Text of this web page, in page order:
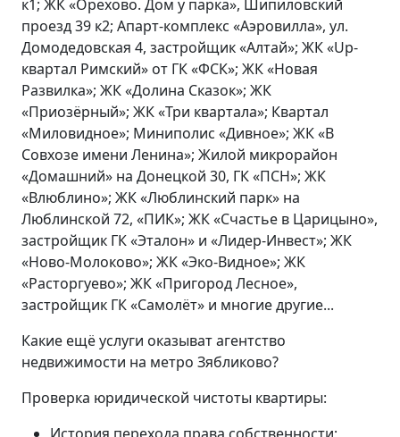
к1; ЖК «Орехово. Дом у парка», Шипиловский
проезд 39 к2; Апарт-комплекс «Аэровилла», ул.
Домодедовская 4, застройщик «Алтай»; ЖК «Up-
квартал Римский» от ГК «ФСК»; ЖК «Новая
Развилка»; ЖК «Долина Сказок»; ЖК
«Приозёрный»; ЖК «Три квартала»; Квартал
«Миловидное»; Миниполис «Дивное»; ЖК «В
Совхозе имени Ленина»; Жилой микрорайон
«Домашний» на Донецкой 30, ГК «ПСН»; ЖК
«Влюблино»; ЖК «Люблинский парк» на
Люблинской 72, «ПИК»; ЖК «Счастье в Царицыно»,
застройщик ГК «Эталон» и «Лидер-Инвест»; ЖК
«Ново-Молоково»; ЖК «Эко-Видное»; ЖК
«Расторгуево»; ЖК «Пригород Лесное»,
застройщик ГК «Самолёт» и многие другие...
Какие ещё услуги оказыват агентство
недвижимости на метро Зябликово?
Проверка юридической чистоты квартиры: